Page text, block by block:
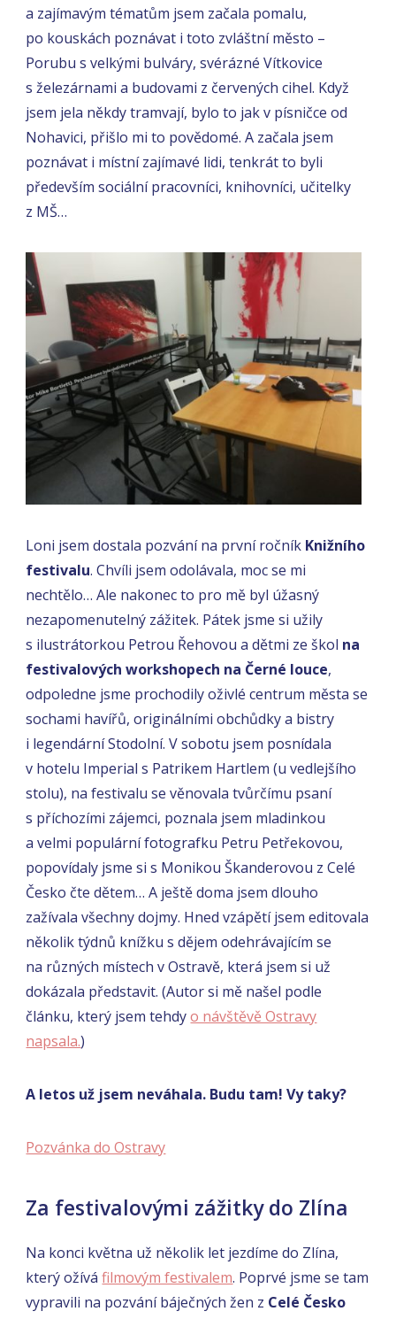
a zajímavým tématům jsem začala pomalu,
po kouskách poznávat i toto zvláštní město –
Porubu s velkými bulváry, svérázné Vítkovice
s železárnami a budovami z červených cihel. Když
jsem jela někdy tramvají, bylo to jak v písničce od
Nohavici, přišlo mi to povědomé. A začala jsem
poznávat i místní zajímavé lidi, tenkrát to byli
především sociální pracovníci, knihovníci, učitelky
z MŠ…
Loni jsem dostala pozvání na první ročník Knižního
festivalu. Chvíli jsem odolávala, moc se mi
nechtělo… Ale nakonec to pro mě byl úžasný
nezapomenutelný zážitek. Pátek jsme si užily
s ilustrátorkou Petrou Řehovou a dětmi ze škol na
festivalových workshopech na Černé louce,
odpoledne jsme prochodily oživlé centrum města se
sochami havířů, originálními obchůdky a bistry
i legendární Stodolní. V sobotu jsem posnídala
v hotelu Imperial s Patrikem Hartlem (u vedlejšího
stolu), na festivalu se věnovala tvůrčímu psaní
s příchozími zájemci, poznala jsem mladinkou
a velmi populární fotografku Petru Petřekovou,
popovídaly jsme si s Monikou Škanderovou z Celé
Česko čte dětem… A ještě doma jsem dlouho
zažívala všechny dojmy. Hned vzápětí jsem editovala
několik týdnů knížku s dějem odehrávajícím se
na různých místech v Ostravě, která jsem si už
dokázala představit. (Autor si mě našel podle
článku, který jsem tehdyo návštěvě Ostravy
napsala.)
A letos už jsem neváhala. Budu tam! Vy taky?
Pozvánka do Ostravy
Za festivalovými zážitky do Zlína
Na konci května už několik let jezdíme do Zlína,
který ožíváfilmovým festivalem. Poprvé jsme se tam
vypravili na pozvání báječných žen z Celé Česko